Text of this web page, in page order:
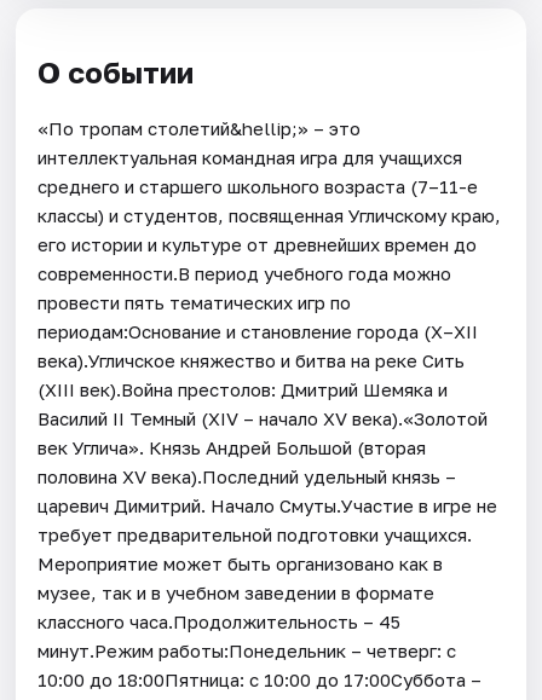
О событии
«По тропам столетий&hellip;» – это
интеллектуальная командная игра для учащихся
среднего и старшего школьного возраста (7–11-е
классы) и студентов, посвященная Угличскому краю,
его истории и культуре от древнейших времен до
современности.В период учебного года можно
провести пять тематических игр по
периодам:Основание и становление города (X–XII
века).Угличское княжество и битва на реке Сить
(XIII век).Война престолов: Дмитрий Шемяка и
Василий II Темный (XIV – начало XV века).«Золотой
век Углича». Князь Андрей Большой (вторая
половина XV века).Последний удельный князь –
царевич Димитрий. Начало Смуты.Участие в игре не
требует предварительной подготовки учащихся.
Мероприятие может быть организовано как в
музее, так и в учебном заведении в формате
классного часа.Продолжительность – 45
минут.Режим работы:Понедельник – четверг: с
10:00 до 18:00Пятница: с 10:00 до 17:00Суббота –